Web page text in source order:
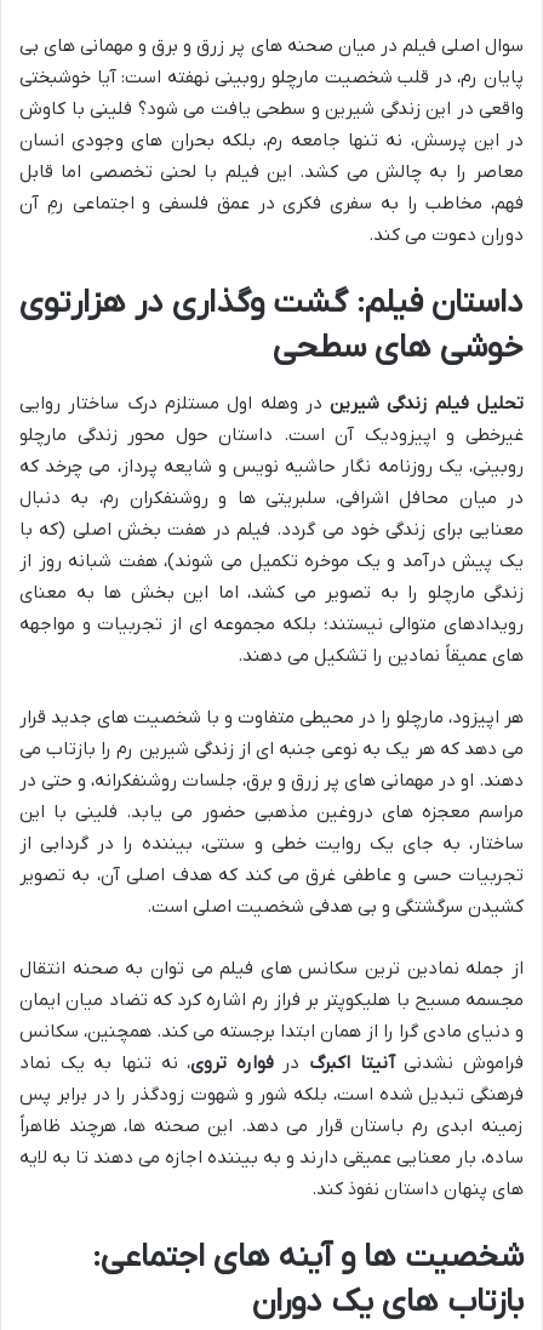
سوال اصلی فیلم در میان صحنه های پر زرق و برق و مهمانی های بی
پایان رم، در قلب شخصیت مارچلو روبینی نهفته است: آیا خوشبختی
واقعی در این زندگی شیرین و سطحی یافت می شود؟ فلینی با کاوش
در این پرسش، نه تنها جامعه رم، بلکه بحران های وجودی انسان
معاصر را به چالش می کشد. این فیلم با لحنی تخصصی اما قابل
فهم، مخاطب را به سفری فکری در عمق فلسفی و اجتماعی رمِ آن
دوران دعوت می کند.
داستان فیلم: گشت وگذاری در هزارتوی
خوشی های سطحی
تحلیل فیلم زندگی شیریندر وهله اول مستلزم درک ساختار روایی
غیرخطی و اپیزودیک آن است. داستان حول محور زندگی مارچلو
روبینی، یک روزنامه نگار حاشیه نویس و شایعه پرداز، می چرخد که
در میان محافل اشرافی، سلبریتی ها و روشنفکران رم، به دنبال
معنایی برای زندگی خود می گردد. فیلم در هفت بخش اصلی (که با
یک پیش درآمد و یک موخره تکمیل می شوند)، هفت شبانه روز از
زندگی مارچلو را به تصویر می کشد، اما این بخش ها به معنای
رویدادهای متوالی نیستند؛ بلکه مجموعه ای از تجربیات و مواجهه
های عمیقاً نمادین را تشکیل می دهند.
هر اپیزود، مارچلو را در محیطی متفاوت و با شخصیت های جدید قرار
می دهد که هر یک به نوعی جنبه ای از زندگی شیرین رم را بازتاب می
دهند. او در مهمانی های پر زرق و برق، جلسات روشنفکرانه، و حتی در
مراسم معجزه های دروغین مذهبی حضور می یابد. فلینی با این
ساختار، به جای یک روایت خطی و سنتی، بیننده را در گردابی از
تجربیات حسی و عاطفی غرق می کند که هدف اصلی آن، به تصویر
کشیدن سرگشتگی و بی هدفی شخصیت اصلی است.
از جمله نمادین ترین سکانس های فیلم می توان به صحنه انتقال
مجسمه مسیح با هلیکوپتر بر فراز رم اشاره کرد که تضاد میان ایمان
و دنیای مادی گرا را از همان ابتدا برجسته می کند. همچنین، سکانس
فراموش نشدنیآنیتا اکبرگ درفواره تروی، نه تنها به یک نماد
فرهنگی تبدیل شده است، بلکه شور و شهوت زودگذر را در برابر پس
زمینه ابدی رم باستان قرار می دهد. این صحنه ها، هرچند ظاهراً
ساده، بار معنایی عمیقی دارند و به بیننده اجازه می دهند تا به لایه
های پنهان داستان نفوذ کند.
شخصیت ها و آینه های اجتماعی:
بازتاب های یک دوران